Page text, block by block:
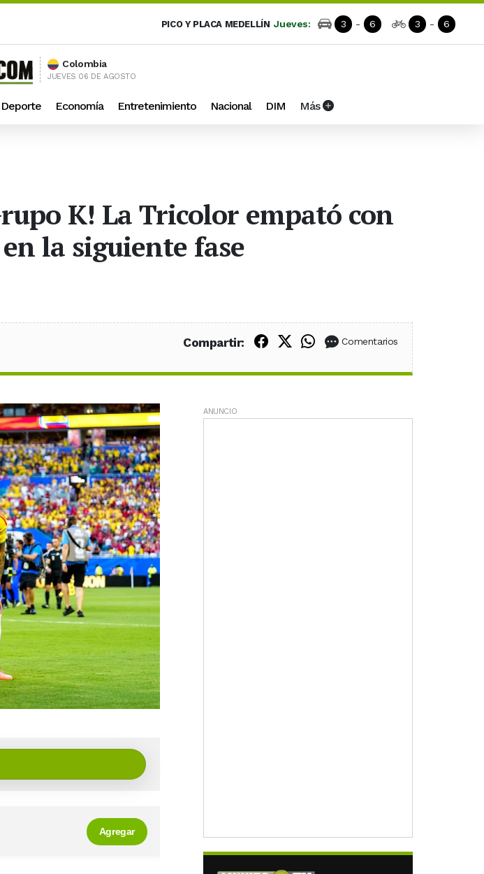
PICO Y PLACA MEDELLÍN Jueves: 3 - 6 3 - 6
Colombia
JUEVES 06 DE AGOSTO
Deporte Economía Entretenimiento Nacional DIM Más
K! La Tricolor empató con
la siguiente fase
Compartir: Compartir en Facebook
Compartir en X (Twitter)
Compartir en WhatsApp
Comentarios
Agregar
ANUNCIO